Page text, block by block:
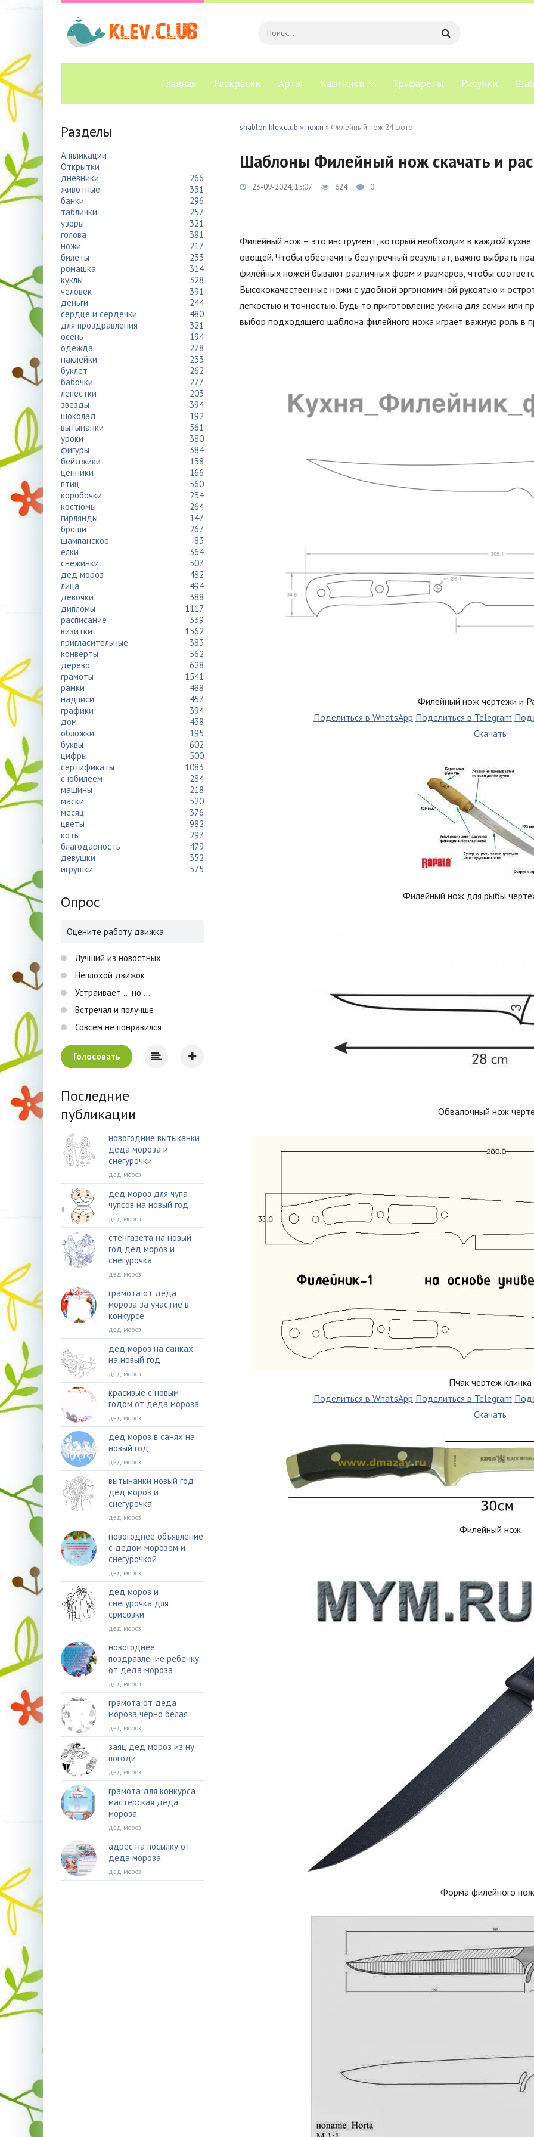
Главная Раскраски Арты Картинки Трафареты Рисунки
shablon.klev.club »ножи » Филейный нож 24 фото
Шаблоны Филейный нож скачать и
23-09-2024, 15:07 624 0
Филейный нож – это инструмент, который необходим в каждой кухне
овощей. Чтобы обеспечить безупречный результат, важно выбрать
филейных ножей бывают различных форм и размеров, чтобы
Высококачественные ножи с удобной эргономичной рукоятью и
легкостью и точностью. Будь то приготовление ужина для семьи или
выбор подходящего шаблона филейного ножа играет важную роль в
Филейный нож чертежи и
Поделиться в WhatsApp Поделиться в Telegram
Скачать
Филейный нож для рыбы
Обвалочный нож
Пчак чертеж клинка
Поделиться в WhatsApp Поделиться в Telegram
Скачать
Филейный нож
Форма филейного
Разделы
Аппликации
Открытки
дневники
266
животные
331
банки
296
таблички
257
узоры
321
голова
381
ножи
217
билеты
233
ромашка
314
куклы
328
человек
391
деньги
244
сердце и сердечки
480
для проздравления
321
осень
194
одежда
278
наклейки
233
буклет
262
бабочки
277
лепестки
203
звезды
394
шоколад
192
вытынанки
561
уроки
380
фигуры
384
бейджики
138
ценники
166
птиц
560
коробочки
234
костюмы
264
гирлянды
147
броши
267
шампанское
83
елки
364
снежинки
507
дед мороз
482
лица
494
девочки
388
дипломы
1117
расписание
339
визитки
1562
пригласительные
383
конверты
562
дерево
628
грамоты
1541
рамки
488
надписи
457
графики
394
дом
438
обложки
195
буквы
602
цифры
500
сертификаты
1083
с юбилеем
284
машины
218
маски
520
месяц
376
цветы
982
коты
297
благодарность
479
девушки
352
игрушки
575
Опрос
Оцените работу движка
Лучший из новостных
Неплохой движок
Устраивает ... но ...
Встречал и получше
Совсем не понравился
Голосовать
Последние
публикации
новогодние вытыканки
деда мороза и
снегурочки
дед мороз
дед мороз для чупа
чупсов на новый год
дед мороз
стенгазета на новый
год дед мороз и
снегурочка
дед мороз
грамота от деда
мороза за участие в
конкурсе
дед мороз
дед мороз на санках
на новый год
дед мороз
красивые с новым
годом от деда мороза
дед мороз
дед мороз в санях на
новый год
дед мороз
вытынанки новый год
дед мороз и
снегурочка
дед мороз
новогоднее объявление
с дедом морозом и
снегурочкой
дед мороз
дед мороз и
снегурочка для
срисовки
дед мороз
новогоднее
поздравление ребенку
от деда мороза
дед мороз
грамота от деда
мороза черно белая
дед мороз
заяц дед мороз из ну
погоди
дед мороз
грамота для конкурса
мастерская деда
мороза
дед мороз
адрес на посылку от
деда мороза
дед мороз